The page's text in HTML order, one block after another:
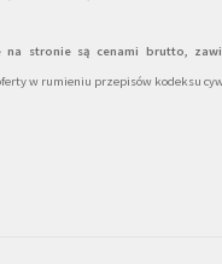
na stronie są cenami brutto,
w rumieniu przepisów kodeksu